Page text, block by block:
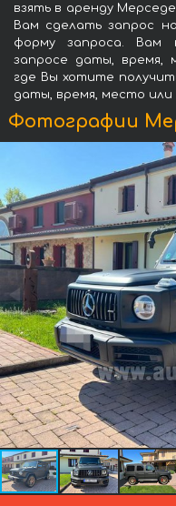
взять в аренду
Вам сделать запрос
форму запроса. Вам
запросе даты, время,
где Вы хотите
даты, время, место
Фотографии